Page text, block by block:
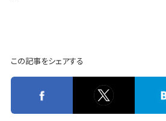
この記事をシェアする